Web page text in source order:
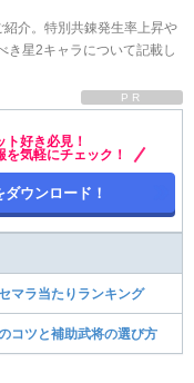
介。特別共錬発生率上昇や
き星2キャラについて記載し
PR
好き必見！
気軽にチェック！
ウンロード！
マラ当たりランキング
コツと補助武将の選び方